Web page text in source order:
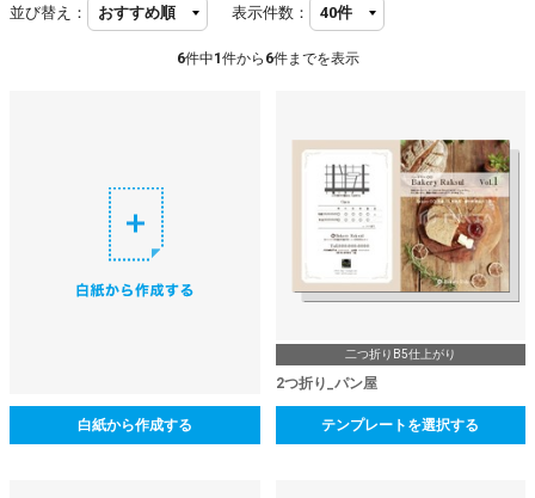
並び替え： 表示件数：
6件中1 件から 6件までを表示
白紙から作成する
二つ折りB5仕上がり
2つ折り_パン屋
テンプレートを選択する